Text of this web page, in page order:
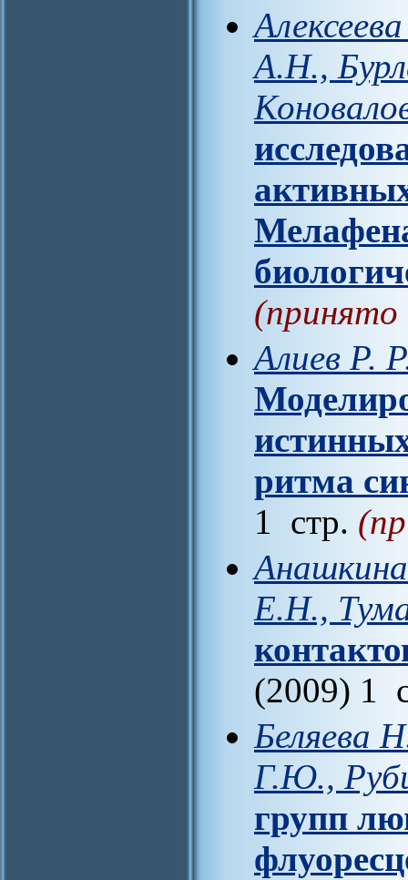
А.Н.,
(принято
Алиев Р.
ритма
1 стр.
Е.Н.,
(2009) 1
Беляева
Г.Ю.,
групп